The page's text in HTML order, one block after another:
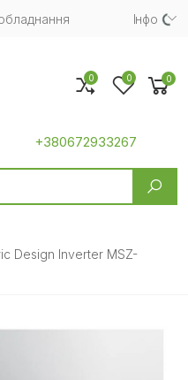
Iнфо
+380672933267
0 0 0
Design Inverter MSZ-